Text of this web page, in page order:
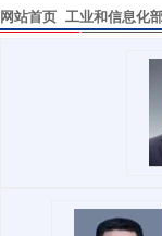
网站首页 工业和信息化您